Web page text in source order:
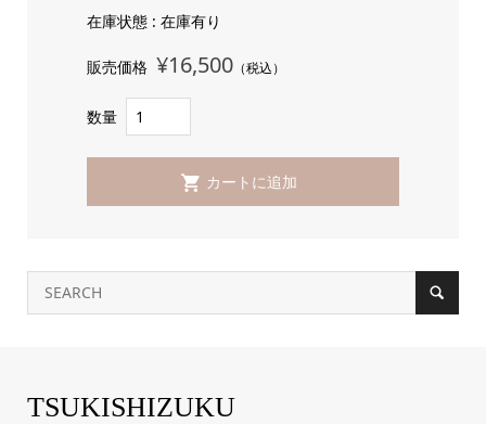
在庫状態 : 在庫有り
販売価格 ¥16,500（税込）
数量
TSUKISHIZUKU